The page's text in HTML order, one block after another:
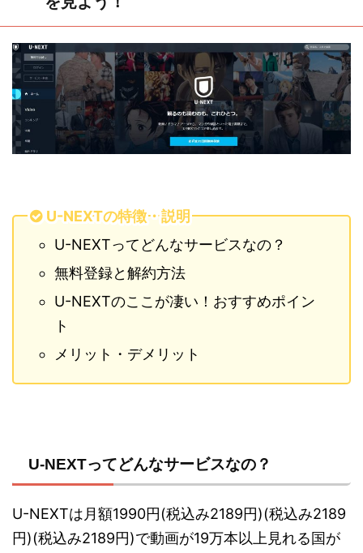
U-NEXTの特徴・説明
U-NEXTってどんなサービスなの？
無料登録と解約方法
U-NEXTのここが凄い！おすすめポイン
ト
メリット・デメリット
U-NEXTってどんなサービスなの？
U-NEXTは月額1990円(税込み2189円)(税込み2189
円)(税込み2189円)で動画が19万本以上見れる国が